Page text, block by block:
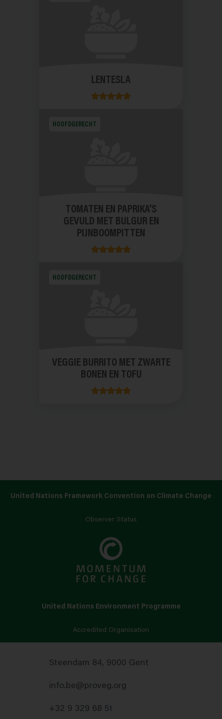
LENTESLA
HOOFDGERECHT
TOMATEN EN PAPRIKA’S
GEVULD MET BULGUR EN
PIJNBOOMPITTEN
HOOFDGERECHT
VEGGIE BURRITO MET ZWARTE
BONEN EN TOFU
United Nations Framework Convention on Climate Change
Observer Status
United Nations Environment Programme
Accredited Organisation
Steendam 84, 9000 Gent
info.be@proveg.org
+32 9 329 68 51